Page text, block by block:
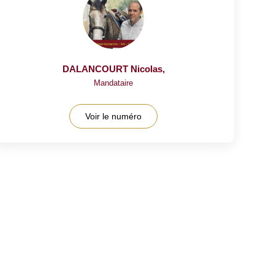
DALANCOURT Nicolas,
Mandataire
Voir le numéro